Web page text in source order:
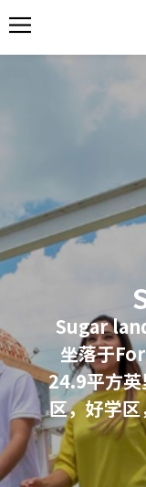
Sugar
坐落于
24.9平方英
区，好学